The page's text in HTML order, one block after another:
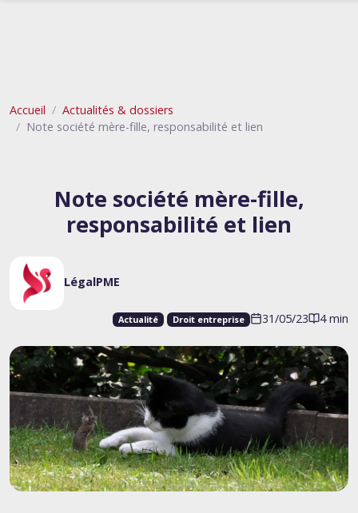
Accueil
Actualités & dossiers
Note société mère-fille, responsabilité et lien
Note société mère-fille,
responsabilité et lien
LégalPME
Actualité Droit entreprise 31/05/23 4 min